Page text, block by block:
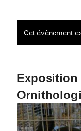
Cet évènement
Exposition